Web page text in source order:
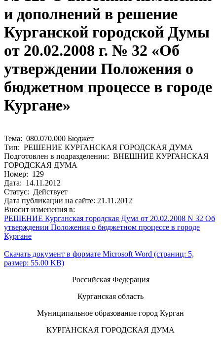
и дополнений в решение
Курганской городской Думы
от 20.02.2008 г. № 32 «Об
утверждении Положения о
бюджетном процессе в городе
Кургане»
Тема: 080.070.000 Бюджет
Тип: РЕШЕНИЕ КУРГАНСКАЯ ГОРОДСКАЯ ДУМА
Подготовлен в подразделении: ВНЕШНИЕ КУРГАНСКАЯ
ГОРОДСКАЯ ДУМА
Номер: 129
Дата: 14.11.2012
Статус: Действует
Дата публикации на сайте: 21.11.2012
Вносит изменения в:
РЕШЕНИЕ Курганская городская Дума от 20.02.2008 N 32 Об
утверждении Положения о бюджетном процессе в городе
Кургане
Скачать документ в формате Microsoft Word (страниц: 5,
размер: 55.00 KB)
Российская Федерация
Курганская область
Муниципальное образование город Курган
КУРГАНСКАЯ ГОРОДСКАЯ ДУМА